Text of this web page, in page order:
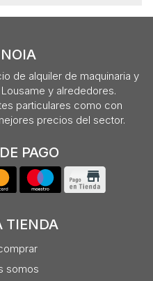
de alquiler de maquinaria y
y alrededores.
particulares como con
precios del sector.
PAGO
TIENDA
somos